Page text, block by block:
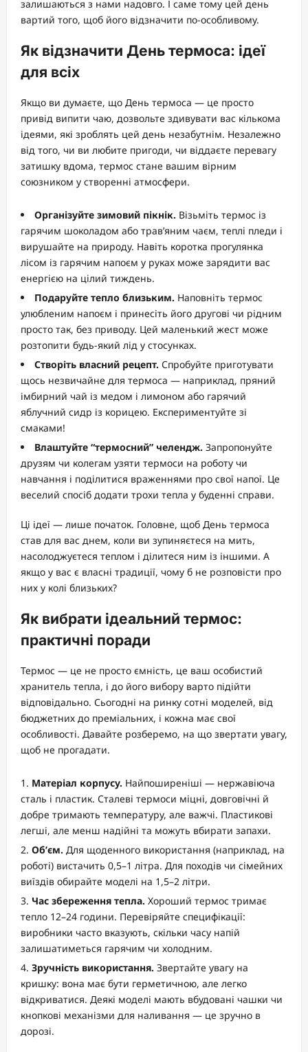
залишаються з нами надовго. І саме тому цей день
вартий того, щоб його відзначити по-особливому.
Як відзначити День термоса: ідеї
для всіх
Якщо ви думаєте, що День термоса — це просто
привід випити чаю, дозвольте здивувати вас кількома
ідеями, які зроблять цей день незабутнім. Незалежно
від того, чи ви любите пригоди, чи віддаєте перевагу
затишку вдома, термос стане вашим вірним
союзником у створенні атмосфери.
Організуйте зимовий пікнік. Візьміть термос із
гарячим шоколадом або трав’яним чаєм, теплі пледи і
вирушайте на природу. Навіть коротка прогулянка
лісом із гарячим напоєм у руках може зарядити вас
енергією на цілий тиждень.
Подаруйте тепло близьким. Наповніть термос
улюбленим напоєм і принесіть його другові чи рідним
просто так, без приводу. Цей маленький жест може
розтопити будь-який лід у стосунках.
Створіть власний рецепт. Спробуйте приготувати
щось незвичайне для термоса — наприклад, пряний
імбирний чай із медом і лимоном або гарячий
яблучний сидр із корицею. Експериментуйте зі
смаками!
Влаштуйте “термосний” челендж. Запропонуйте
друзям чи колегам узяти термоси на роботу чи
навчання і поділитися враженнями про свої напої. Це
веселий спосіб додати трохи тепла у буденні справи.
Ці ідеї — лише початок. Головне, щоб День термоса
став для вас днем, коли ви зупиняєтеся на мить,
насолоджуєтеся теплом і ділитеся ним із іншими. А
якщо у вас є власні традиції, чому б не розповісти про
них у колі близьких?
Як вибрати ідеальний термос:
практичні поради
Термос — це не просто ємність, це ваш особистий
хранитель тепла, і до його вибору варто підійти
відповідально. Сьогодні на ринку сотні моделей, від
бюджетних до преміальних, і кожна має свої
особливості. Давайте розберемо, на що звертати увагу,
щоб не прогадати.
Матеріал корпусу. Найпоширеніші — нержавіюча
сталь і пластик. Сталеві термоси міцні, довговічні й
добре тримають температуру, але важчі. Пластикові
легші, але менш надійні та можуть вбирати запахи.
Об’єм. Для щоденного використання (наприклад, на
роботі) вистачить 0,5–1 літра. Для походів чи сімейних
виїздів обирайте моделі на 1,5–2 літри.
Час збереження тепла. Хороший термос тримає
тепло 12–24 години. Перевіряйте специфікації:
виробники часто вказують, скільки часу напій
залишатиметься гарячим чи холодним.
Зручність використання. Звертайте увагу на
кришку: вона має бути герметичною, але легко
відкриватися. Деякі моделі мають вбудовані чашки чи
кнопкові механізми для наливання — це зручно в
дорозі.